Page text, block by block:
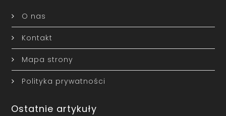
O nas
Kontakt
Mapa strony
Polityka prywatności
Ostatnie artykuły